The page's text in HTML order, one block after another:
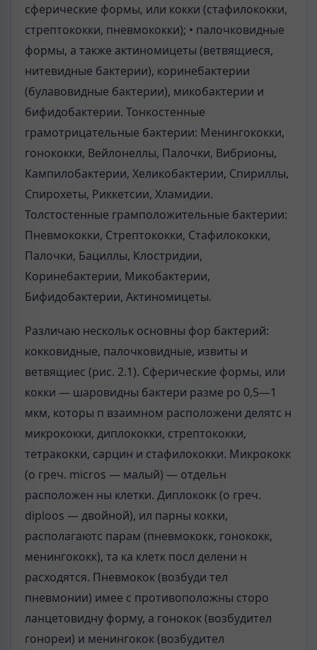
сферические формы, или кокки (стафилококки,
стрептококки, пневмококки); • палочковидные
формы, а также актиномицеты (ветвящиеся,
нитевидные бактерии), коринебактерии
(булавовидные бактерии), микобактерии и
бифидобактерии. Тонкостенные
грамотрицательные бактерии: Менингококки,
гонококки, Вейлонеллы, Палочки, Вибрионы,
Кампилобактерии, Хеликобактерии, Спириллы,
Спирохеты, Риккетсии, Хламидии.
Толстостенные грамположительные бактерии:
Пневмококки, Стрептококки, Стафилококки,
Палочки, Бациллы, Клостридии,
Коринебактерии, Микобактерии,
Бифидобактерии, Актиномицеты.
Различаю нескольк основны фор бактерий:
кокковидные, палочковидные, извиты и
ветвящиес (рис. 2.1). Сферические формы, или
кокки — шаровидны бактери разме ро 0,5—1
мкм, которы п взаимном расположени делятс н
микрококки, диплококки, стрептококки,
тетракокки, сарцин и стафилококки. Микрококк
(о греч. micros — малый) — отдельн
расположен ны клетки. Диплококк (о греч.
diploos — двойной), ил парны кокки,
располагаютс парам (пневмококк, гонококк,
менингококк), та ка клетк посл делени н
расходятся. Пневмокок (возбуди тел
пневмонии) имее с противоположны сторо
ланцетовидну форму, а гонокок (возбудител
гонореи) и менингокок (возбудител